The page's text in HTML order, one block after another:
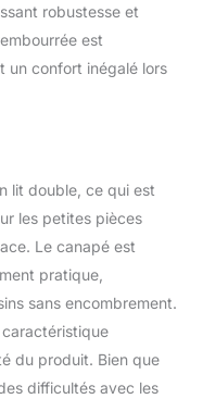
profitez de la
un canapé
en tissu et
mécanisme
de passer
de la
canapé à la
du lit et
Le dossier à
personnalisé.
et fonctionnel :
robustesse et
est
un confort inégalé lors
lit double, ce qui est
les petites pièces
Le canapé est
pratique,
sans encombrement.
du produit. Bien que
difficultés avec les